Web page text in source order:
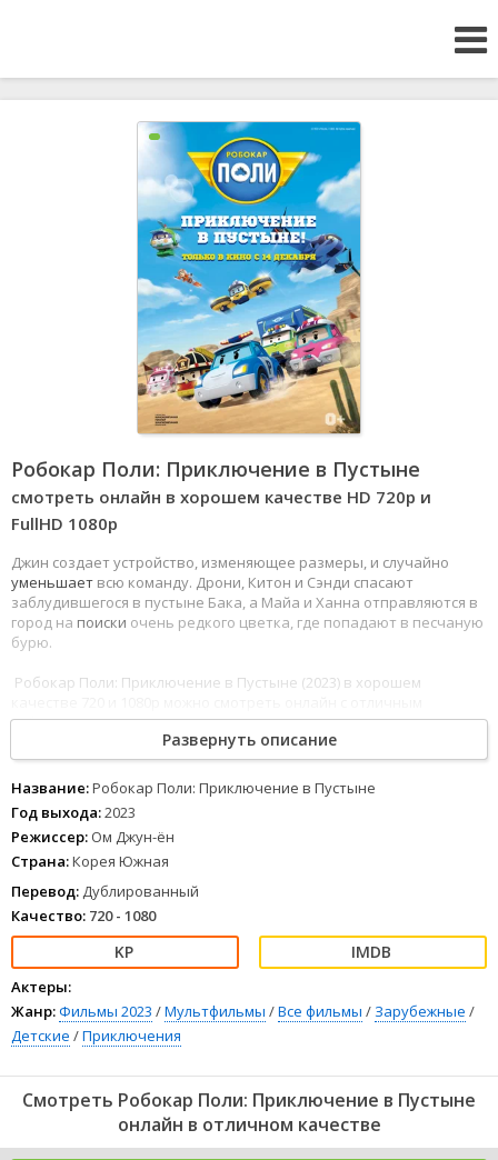
Робокар Поли: Приключение в Пустыне
смотреть онлайн в хорошем качестве HD 720p и
FullHD 1080р
Джин создает устройство, изменяющее размеры, и случайно
уменьшает всю команду. Дрони, Китон и Сэнди спасают
заблудившегося в пустыне Бака, а Майа и Ханна отправляются в
город на поиски очень редкого цветка, где попадают в песчаную
бурю.
Робокар Поли: Приключение в Пустыне (2023) в хорошем
дублированным переводом.
Развернуть описание
Название:Робокар Поли: Приключение в Пустыне
Год выхода:2023
Режиссер: Ом Джун-ён
Страна:Корея Южная
Перевод: Дублированный
Качество: 720 - 1080
Актеры:
Жанр:Фильмы 2023 /Мультфильмы /Все фильмы / Зарубежные /
Детские /Приключения
Смотреть Робокар Поли: Приключение в Пустыне
онлайн в отличном качестве